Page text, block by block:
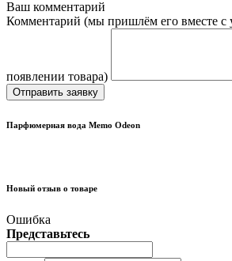
Ваш комментарий
Комментарий (мы пришлём его вместе с
появлении товара)
Отправить заявку
Парфюмерная вода Memo Odeon
Новый отзыв о товаре
Ошибка
Представьтесь